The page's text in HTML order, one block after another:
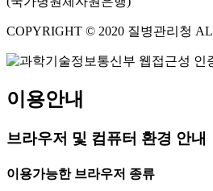
COPYRIGHT © 2020 질병관리청
이용안내
브라우저 및 컴퓨터 환경 안내
이용가능한 브라우저 종류